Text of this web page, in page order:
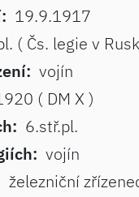
19.9.1917
( Čs. legie v
vojín
( DM X )
6.stř.pl.
vojín
železniční